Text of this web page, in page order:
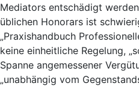
Mediators entschädigt
üblichen Honorars ist
„Praxishandbuch
keine einheitliche Regelung,
Spanne angemessener
„unabhängig vom